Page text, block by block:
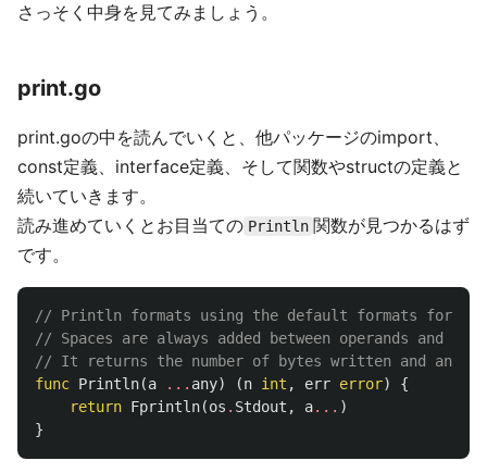
さっそく中身を見てみましょう。
print.go
print.goの中を読んでいくと、他パッケージのimport、
const定義、interface定義、そして関数やstructの定義と
続いていきます。
読み進めていくとお目当ての Println 関数が見つかるはず
です。
// Println formats using the default formats for its
// Spaces are always added between operands and a
// It returns the number of bytes written and any
func Println(a ... any) (n int , err error)
{
return Fprintln(os . Stdout , a... )
}